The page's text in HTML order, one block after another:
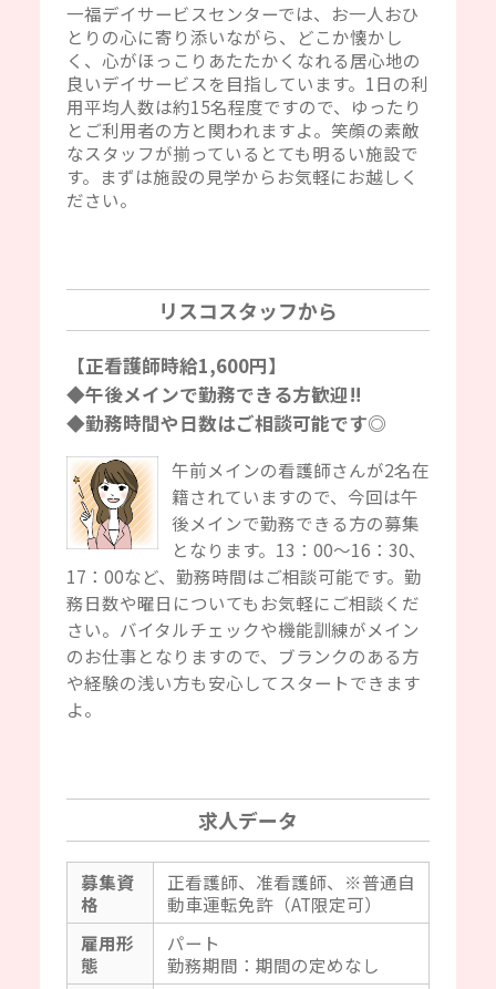
一福デイサービスセンターでは、お一人おひ
とりの心に寄り添いながら、どこか懐かし
く、心がほっこりあたたかくなれる居心地の
良いデイサービスを目指しています。1日の利
用平均人数は約15名程度ですので、ゆったり
とご利用者の方と関われますよ。笑顔の素敵
なスタッフが揃っているとても明るい施設で
す。まずは施設の見学からお気軽にお越しく
ださい。
リスコスタッフから
【正看護師時給1,600円】
◆午後メインで勤務できる方歓迎‼
◆勤務時間や日数はご相談可能です◎
午前メインの看護師さんが2名在
籍されていますので、今回は午
後メインで勤務できる方の募集
となります。13：00～16：30、
17：00など、勤務時間はご相談可能です。勤
務日数や曜日についてもお気軽にご相談くだ
さい。バイタルチェックや機能訓練がメイン
のお仕事となりますので、ブランクのある方
や経験の浅い方も安心してスタートできます
よ。
求人データ
募集資
格
正看護師、准看護師、※普通自
動車運転免許（AT限定可）
雇用形
態
パート
勤務期間：期間の定めなし